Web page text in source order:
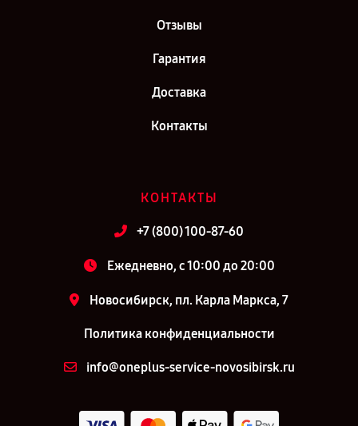
Отзывы
Гарантия
Доставка
Контакты
КОНТАКТЫ
+7 (800) 100-87-60
Ежедневно, с 10:00 до 20:00
Новосибирск, пл. Карла Маркса, 7
Политика конфиденциальности
info@oneplus-service-novosibirsk.ru